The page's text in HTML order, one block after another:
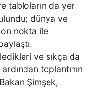
KACIR’DAN DTMM
tabloların da yer
dünya ve
nokta ile
ve sıkça da
toplantının
Şimşek,